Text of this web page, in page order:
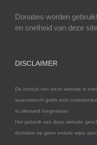
Donaties worden
en snelheid van deze
DISCLAIMER
De inhoud van deze website is
auteursrecht geldt voor
is uiteraard toegestaan.
Het gebruik van deze website
derhalve op geen enkele wijze